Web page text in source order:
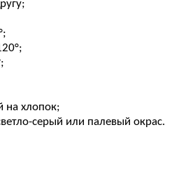
на хлопок;
серый или палевый окрас.